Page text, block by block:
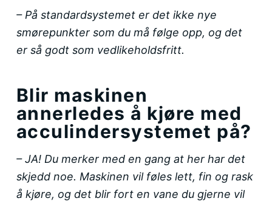
– På standardsystemet er det ikke nye
smørepunkter som du må følge opp, og det
er så godt som vedlikeholdsfritt.
Blir maskinen
annerledes å kjøre med
acculindersystemet på?
– JA! Du merker med en gang at her har det
skjedd noe. Maskinen vil føles lett, fin og rask
å kjøre, og det blir fort en vane du gjerne vil